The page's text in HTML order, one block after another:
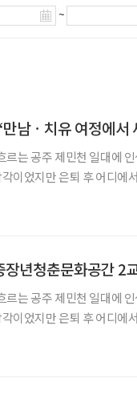
~
남ㆍ치유 여정에서
는 공주 제민천 일대에
이었지만 은퇴 후 어디에
년청춘문화공간 2
는 공주 제민천 일대에
이었지만 은퇴 후 어디에